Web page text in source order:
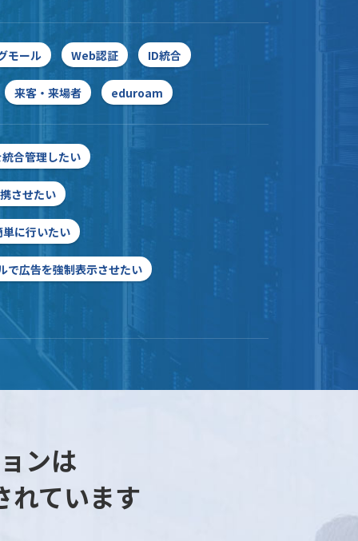
モール Web認証 ID統合
来客・来場者 eduroam
合管理したい
させたい
に行いたい
で広告を強制表示させたい
ンは
れています